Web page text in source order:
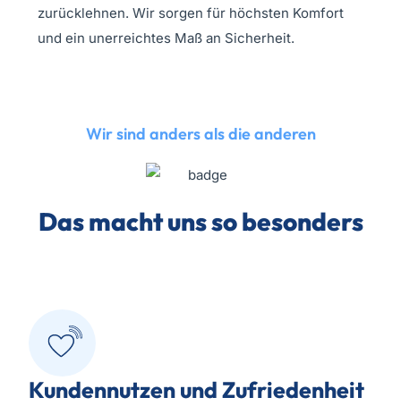
zurücklehnen. Wir sorgen für höchsten Komfort
und ein unerreichtes Maß an Sicherheit.
Wir sind anders als die anderen
Das macht uns sobesonders
Kundennutzen und Zufriedenheit